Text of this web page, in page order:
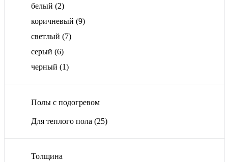
белый (2)
коричневый (9)
светлый (7)
серый (6)
черный (1)
Полы с подогревом
Для теплого пола (25)
Толщина